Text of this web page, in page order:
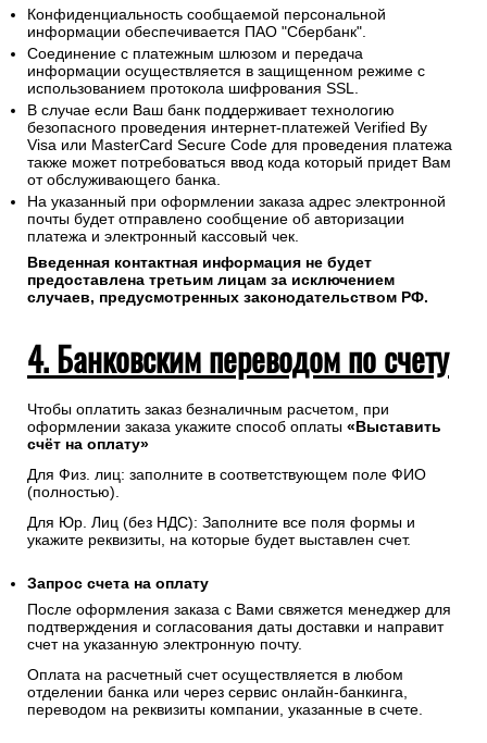
Конфиденциальность сообщаемой персональной
информации обеспечивается ПАО "Сбербанк".
Соединение с платежным шлюзом и передача
информации осуществляется в защищенном режиме с
использованием протокола шифрования SSL.
В случае если Ваш банк поддерживает технологию
безопасного проведения интернет-платежей Verified By
Visa или MasterCard Secure Code для проведения платежа
также может потребоваться ввод кода который придет Вам
от обслуживающего банка.
На указанный при оформлении заказа адрес электронной
почты будет отправлено сообщение об авторизации
платежа и электронный кассовый чек.
Введенная контактная информация не будет
предоставлена третьим лицам за исключением
случаев, предусмотренных законодательством РФ.
4. Банковским переводом по счету
Чтобы оплатить заказ безналичным расчетом, при
оформлении заказа укажите способ оплаты «Выставить
счёт на оплату»
Для Физ. лиц: заполните в соответствующем поле ФИО
(полностью).
Для Юр. Лиц (без НДС): Заполните все поля формы и
укажите реквизиты, на которые будет выставлен счет.
Запрос счета на оплату
После оформления заказа с Вами свяжется менеджер для
подтверждения и согласования даты доставки и направит
счет на указанную электронную почту.
Оплата на расчетный счет осуществляется в любом
отделении банка или через сервис онлайн-банкинга,
переводом на реквизиты компании, указанные в счете.